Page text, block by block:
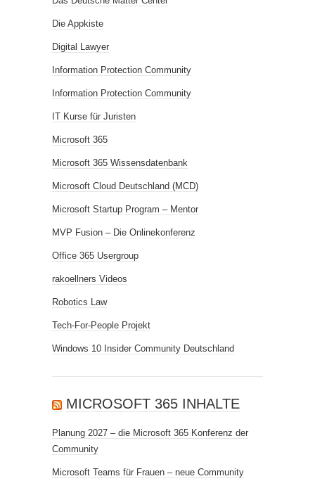
Die Appkiste
Digital Lawyer
Information Protection Community
Information Protection Community
IT Kurse für Juristen
Microsoft 365
Microsoft 365 Wissensdatenbank
Microsoft Cloud Deutschland (MCD)
Microsoft Startup Program – Mentor
MVP Fusion – Die Onlinekonferenz
Office 365 Usergroup
rakoellners Videos
Robotics Law
Tech-For-People Projekt
Windows 10 Insider Community Deutschland
MICROSOFT 365 INHALTE
Planung 2027 – die Microsoft 365 Konferenz der
Community
Microsoft Teams für Frauen – neue Community